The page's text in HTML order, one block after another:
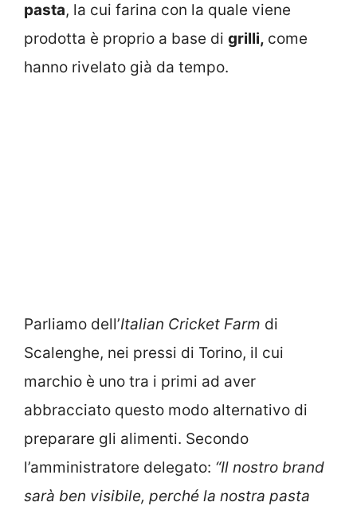
pasta, la cui farina con la quale viene
prodotta è proprio a base di grilli, come
hanno rivelato già da tempo.
Parliamo dell’Italian Cricket Farm di
Scalenghe, nei pressi di Torino, il cui
marchio è uno tra i primi ad aver
abbracciato questo modo alternativo di
preparare gli alimenti. Secondo
l’amministratore delegato: “Il nostro brand
sarà ben visibile, perché la nostra pasta